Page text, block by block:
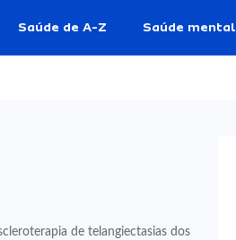
Saúde de A-Z Saúde mental
de telangiectasias dos